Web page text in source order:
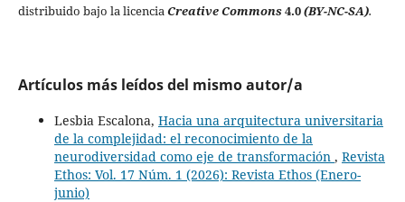
distribuido bajo la licenciaCreative Commons4.0(BY-NC-SA).
Artículos más leídos del mismo autor/a
Lesbia Escalona, Hacia una arquitectura universitaria
de la complejidad: el reconocimiento de la
neurodiversidad como eje de transformación , Revista
Ethos: Vol. 17 Núm. 1 (2026): Revista Ethos (Enero-
junio)